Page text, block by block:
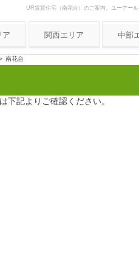
UR賃貸住宅（南花台）のご案内。ユーアー
ア 関西エリア
京都府
中部
南花台
下記よりご確認ください。